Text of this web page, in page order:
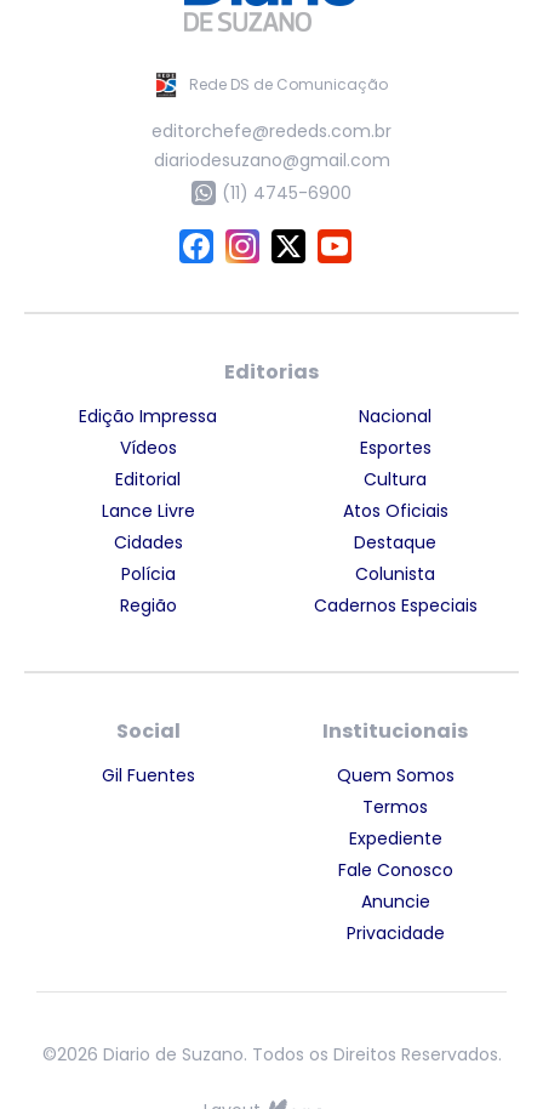
Rede DS de Comunicação
editorchefe@rededs.com.br
diariodesuzano@gmail.com
(11) 4745-6900
Editorias
Edição Impressa
Vídeos
Editorial
Lance Livre
Cidades
Polícia
Região
Nacional
Esportes
Cultura
Atos Oficiais
Destaque
Colunista
Cadernos Especiais
Social
Gil Fuentes
Institucionais
Quem Somos
Termos
Expediente
Fale Conosco
Anuncie
Privacidade
©2026 Diario de Suzano. Todos os Direitos Reservados.